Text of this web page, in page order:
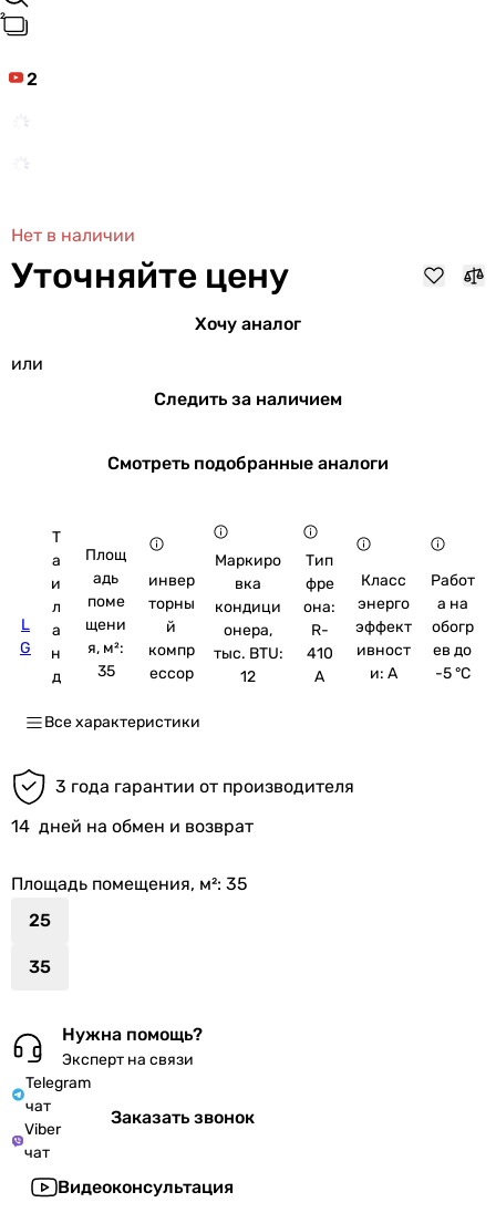
2
Нет в наличии
Уточняйте цену
Хочу аналог
или
Следить за наличием
Смотреть подобранные аналоги
L
G
Т
а
и
л
а
н
д
Площ
адь
поме
щени
я, м²:
35
инвер
торны
й
компр
ессор
Маркиро
вка
кондици
онера,
тыс. BTU:
12
Тип
фре
она:
R-
410
A
Класс
энерго
эффект
ивност
и: A
Работ
а на
обогр
ев до
-5 °C
Все характеристики
3 года гарантии от производителя
14 дней на обмен и возврат
Площадь помещения, м²: 35
25
35
Нужна помощь?
Эксперт на связи
Telegram
чат
Viber
чат
Заказать звонок
Видеоконсультация